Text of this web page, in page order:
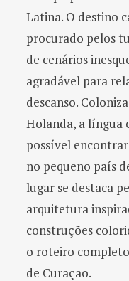
Latina. O destino
procurado pelos
de cenários
agradável para
descanso.
Holanda, a língua
possível
no pequeno país
lugar se destaca
arquitetura
construções
o roteiro
de Curaçao.